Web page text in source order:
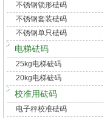
不锈钢锁形砝码
不锈钢套装砝码
不锈钢单只砝码
电梯砝码
25kg电梯砝码
20kg电梯砝码
校准用砝码
电子秤校准砝码